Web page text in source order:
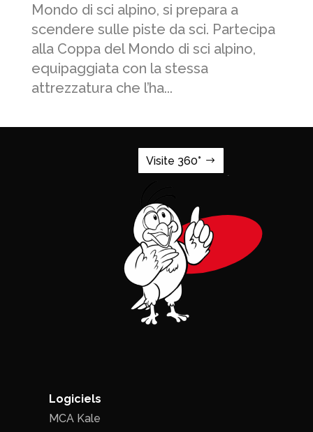
Mondo di sci alpino, si prepara a
scendere sulle piste da sci. Partecipa
alla Coppa del Mondo di sci alpino,
equipaggiata con la stessa
attrezzatura che l’ha...
Visite 360°
Logiciels
MCA Kale